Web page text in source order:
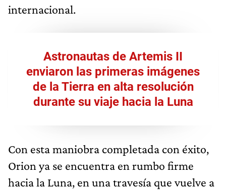
internacional.
Astronautas de Artemis II
enviaron las primeras imágenes
de la Tierra en alta resolución
durante su viaje hacia la Luna
Con esta maniobra completada con éxito,
Orion ya se encuentra en rumbo firme
hacia la Luna, en una travesía que vuelve a